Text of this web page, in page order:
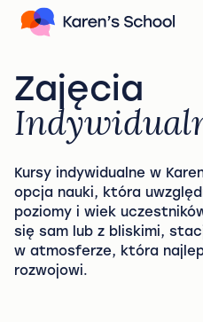
Zajęcia
Kursy indywidualne w
opcja nauki, która
poziomy i wiek
się sam lub z bliskimi,
w atmosferze, która
rozwojowi.